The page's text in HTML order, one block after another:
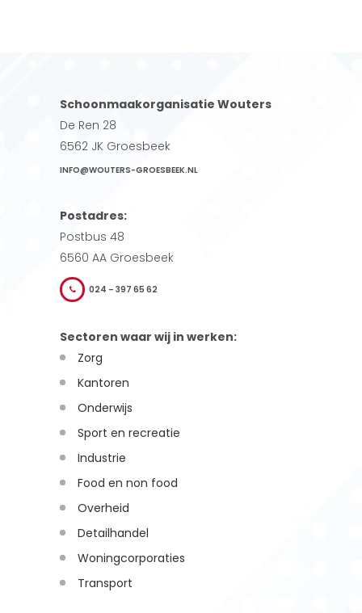
Schoonmaakorganisatie Wouters
De Ren 28
6562 JK Groesbeek
INFO@WOUTERS-GROESBEEK.NL
Postadres:
Postbus 48
6560 AA Groesbeek
024 – 397 65 62
Sectoren waar wij in werken:
Zorg
Kantoren
Onderwijs
Sport en recreatie
Industrie
Food en non food
Overheid
Detailhandel
Woningcorporaties
Transport